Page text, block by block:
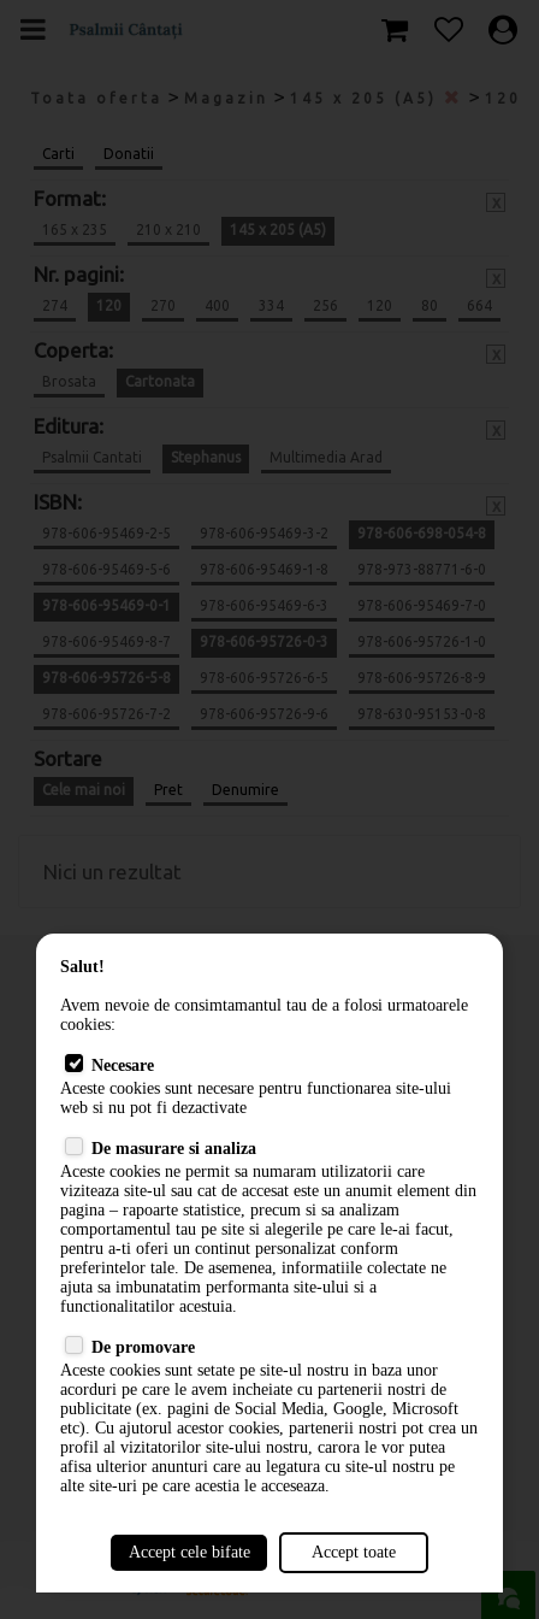
Toata oferta > Magazin > 145 x 205 (A5) > 120
Carti Donatii
Format:
165 x 235 210 x 210 145 x 205 (A5)
Nr. pagini:
274 120 270 400 334 256 120 80 664
Coperta:
Brosata Cartonata
Editura:
Psalmii Cantati Stephanus Multimedia Arad
ISBN:
978-606-95469-2-5 978-606-95469-3-2 978-606-698-054-8
978-606-95469-5-6 978-606-95469-1-8 978-973-88771-6-0
978-606-95469-0-1 978-606-95469-6-3 978-606-95469-7-0
978-606-95469-8-7 978-606-95726-0-3 978-606-95726-1-0
978-606-95726-5-8 978-606-95726-6-5 978-606-95726-8-9
978-606-95726-7-2 978-606-95726-9-6 978-630-95153-0-8
Sortare
Cele mai noi Pret Denumire
Nici un rezultat
Cum comand
Livrare
Contact
Politica de confidentialitate
ANPC
ABONARE LA NEWSLETTER
ABONARE
Salut!
Avem nevoie de consimtamantul tau de a folosi urmatoarele
cookies:
Necesare
Aceste cookies sunt necesare pentru functionarea site-ului
web si nu pot fi dezactivate
De masurare si analiza
Aceste cookies ne permit sa numaram utilizatorii care
viziteaza site-ul sau cat de accesat este un anumit element din
pagina – rapoarte statistice, precum si sa analizam
comportamentul tau pe site si alegerile pe care le-ai facut,
pentru a-ti oferi un continut personalizat conform
preferintelor tale. De asemenea, informatiile colectate ne
ajuta sa imbunatatim performanta site-ului si a
functionalitatilor acestuia.
De promovare
Aceste cookies sunt setate pe site-ul nostru in baza unor
acorduri pe care le avem incheiate cu partenerii nostri de
publicitate (ex. pagini de Social Media, Google, Microsoft
etc). Cu ajutorul acestor cookies, partenerii nostri pot crea un
profil al vizitatorilor site-ului nostru, carora le vor putea
afisa ulterior anunturi care au legatura cu site-ul nostru pe
alte site-uri pe care acestia le acceseaza.
Accept cele bifate Accept toate